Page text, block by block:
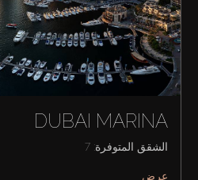
DUBAI MARINA
الشقق المتوفرة: 7
عرض